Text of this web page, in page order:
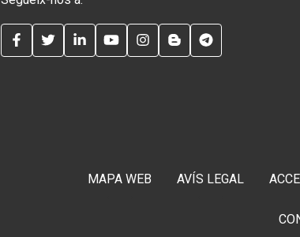
FACEBOOKTWITTERLINKEDINYOUTUBEINSTAGRAM
BLOG
MAPA WEB AVÍS LEGAL